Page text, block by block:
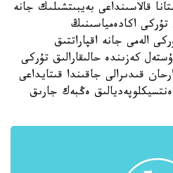
قالاسىنداعى بەيبىتشىلىك جانە
تۇركى اكادەمياسىنىڭ
الەمى جانە اقپاراتتىق
كەزىندە حالىقارالىق تۇركى
قىدىرالى جاقىندا قىتايداعى
ەنتسيكلوپەديالىق ەڭبەك جارىق